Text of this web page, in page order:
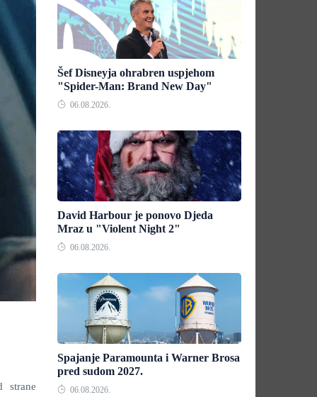
strane
Šef Disneyja ohrabren uspjehom
"Spider-Man: Brand New Day"
06.08.2026.
David Harbour je ponovo Djeda
Mraz u "Violent Night 2"
06.08.2026.
Spajanje Paramounta i Warner Brosa
pred sudom 2027.
06.08.2026.